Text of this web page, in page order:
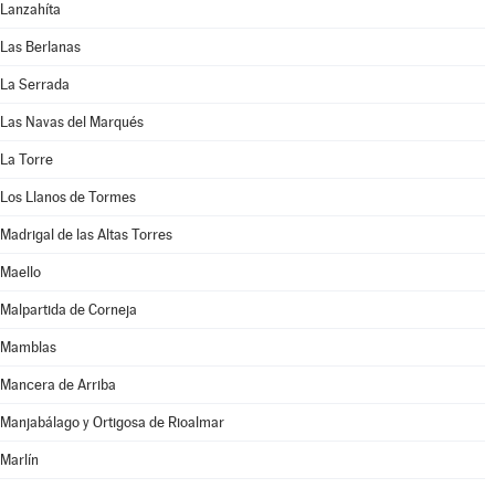
Lanzahíta
Las Berlanas
La Serrada
Las Navas del Marqués
La Torre
Los Llanos de Tormes
Madrigal de las Altas Torres
Maello
Malpartida de Corneja
Mamblas
Mancera de Arriba
Manjabálago y Ortigosa de Rioalmar
Marlín